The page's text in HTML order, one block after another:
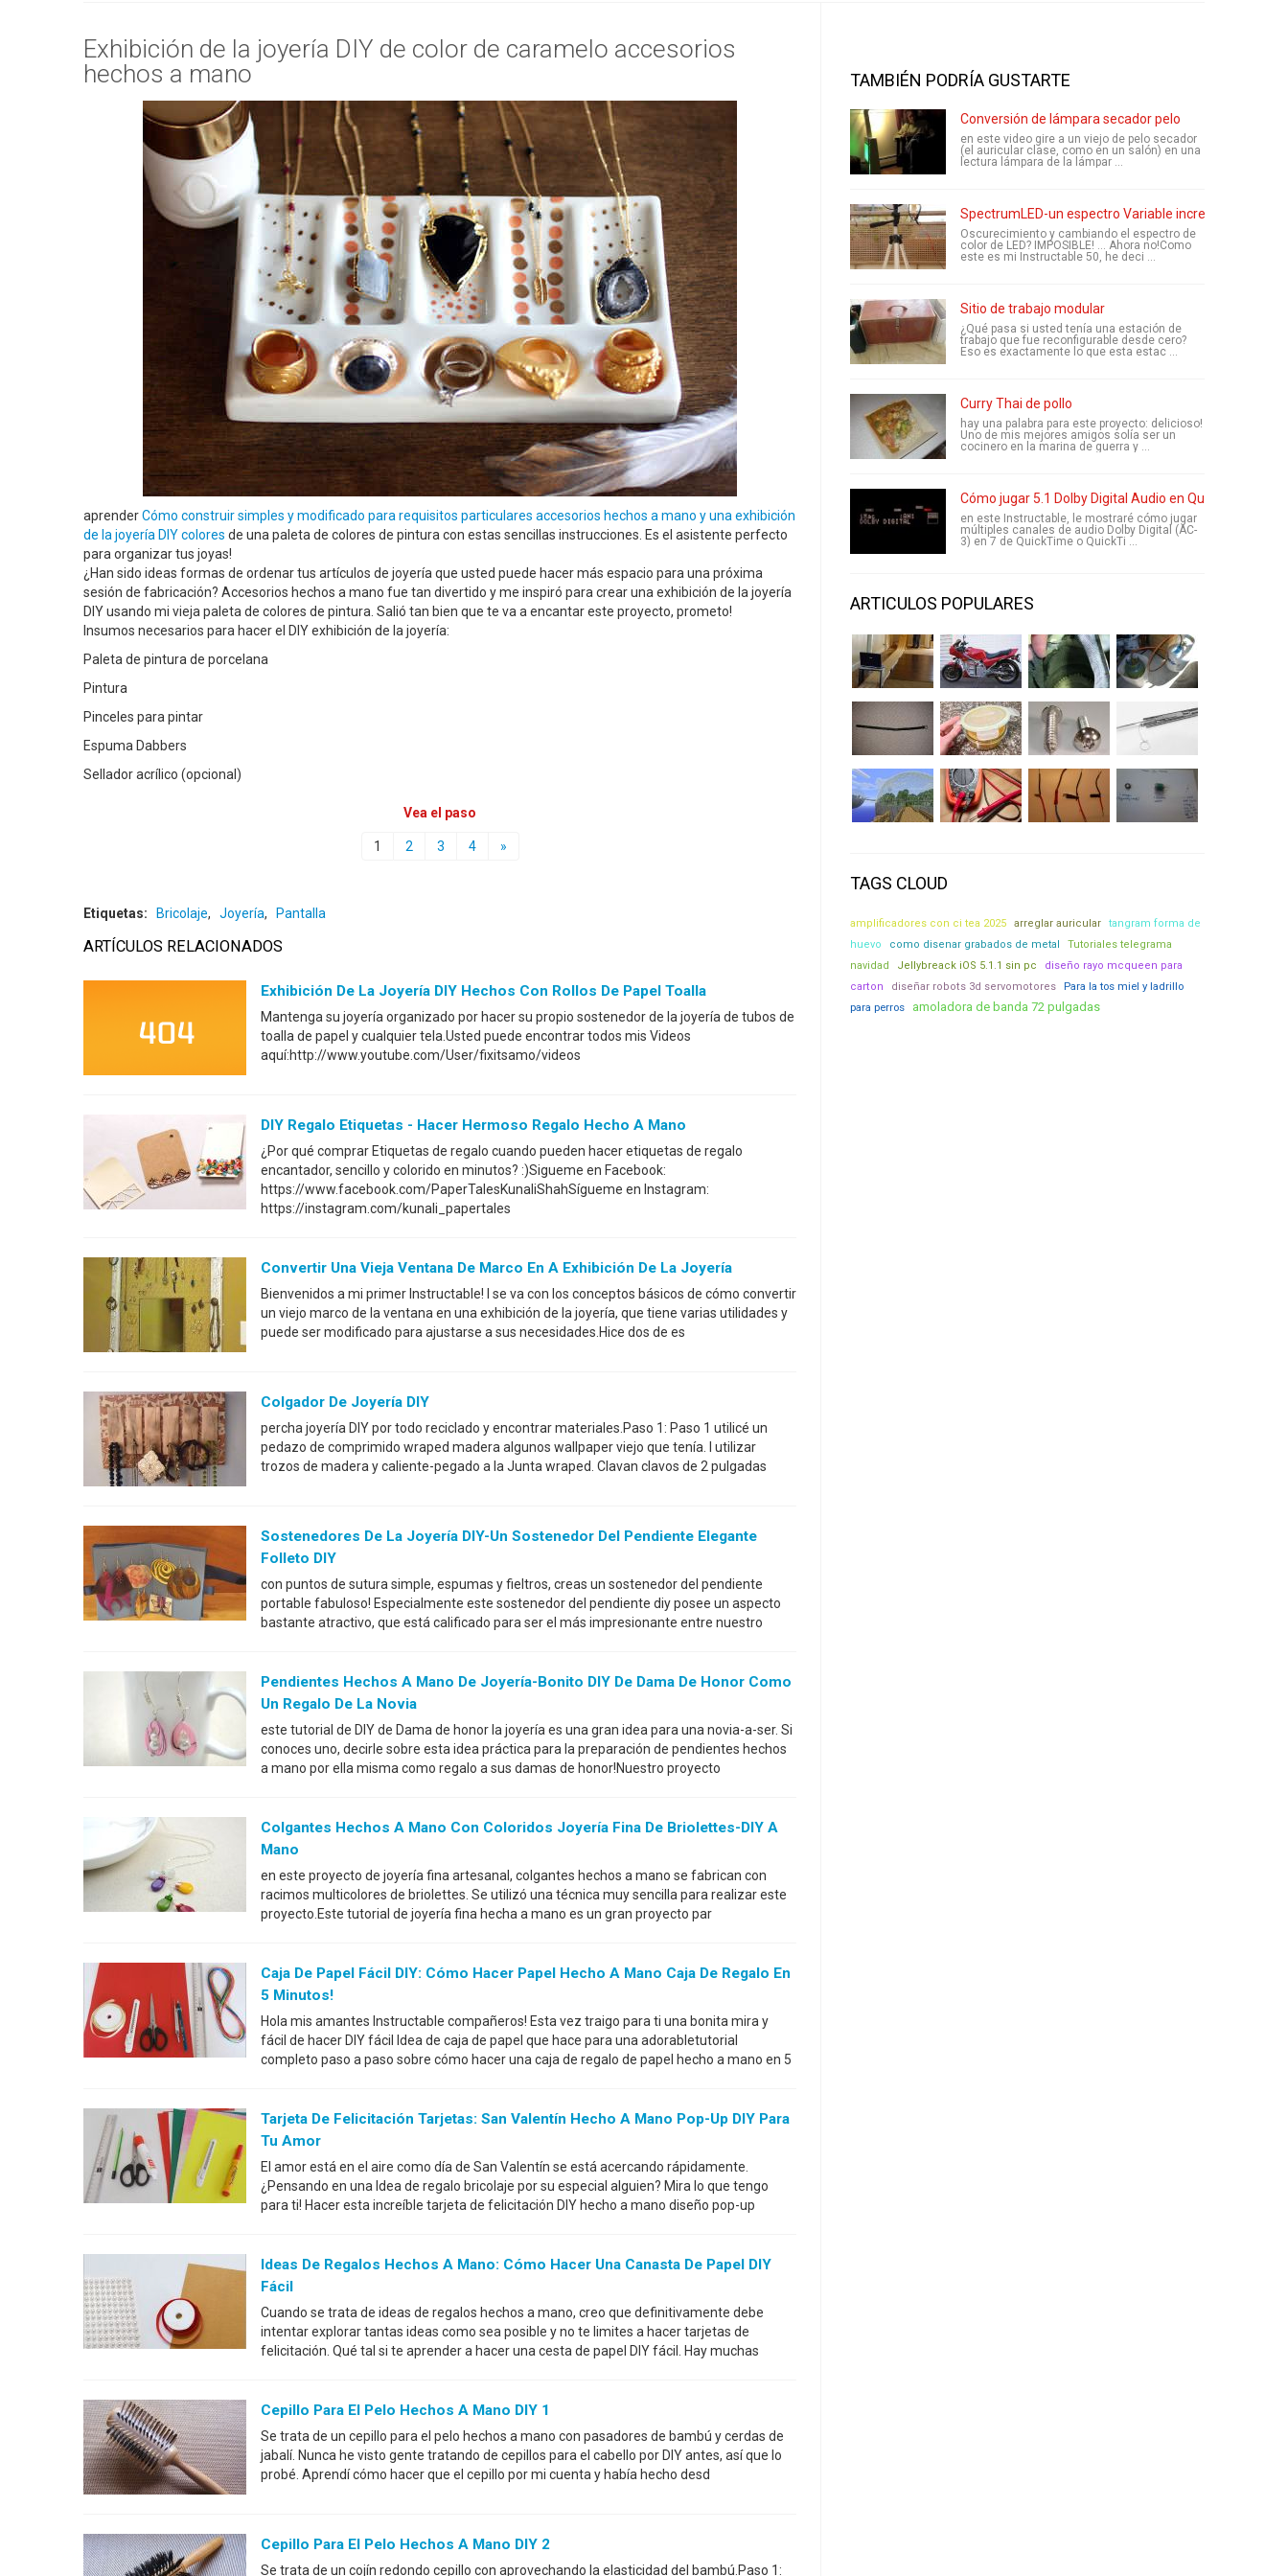
Exhibición de la joyería DIY de color de caramelo accesorios
hechos a mano
aprenderCómo construir simples y modificado para requisitos particulares accesorios hechos a mano y una exhibición
de la joyería DIY colores de una paleta de colores de pintura con estas sencillas instrucciones. Es el asistente perfecto
para organizar tus joyas!
¿Han sido ideas formas de ordenar tus artículos de joyería que usted puede hacer más espacio para una próxima
sesión de fabricación? Accesorios hechos a mano fue tan divertido y me inspiró para crear una exhibición de la joyería
DIY usando mi vieja paleta de colores de pintura. Salió tan bien que te va a encantar este proyecto, prometo!
Insumos necesarios para hacer el DIY exhibición de la joyería:
Paleta de pintura de porcelana
Pintura
Pinceles para pintar
Espuma Dabbers
Sellador acrílico (opcional)
Vea el paso
1 2 3 4 »
Etiquetas: Bricolaje, Joyería, Pantalla
ARTÍCULOS RELACIONADOS
Exhibición De La Joyería DIY Hechos Con Rollos De Papel Toalla
Mantenga su joyería organizado por hacer su propio sostenedor de la joyería de tubos de
toalla de papel y cualquier tela.Usted puede encontrar todos mis Videos
aquí:http://www.youtube.com/User/fixitsamo/videos
DIY Regalo Etiquetas - Hacer Hermoso Regalo Hecho A Mano
¿Por qué comprar Etiquetas de regalo cuando pueden hacer etiquetas de regalo
encantador, sencillo y colorido en minutos? :)Sigueme en Facebook:
https://www.facebook.com/PaperTalesKunaliShahSígueme en Instagram:
https://instagram.com/kunali_papertales
Convertir Una Vieja Ventana De Marco En A Exhibición De La Joyería
Bienvenidos a mi primer Instructable! I se va con los conceptos básicos de cómo convertir
un viejo marco de la ventana en una exhibición de la joyería, que tiene varias utilidades y
puede ser modificado para ajustarse a sus necesidades.Hice dos de es
Colgador De Joyería DIY
percha joyería DIY por todo reciclado y encontrar materiales.Paso 1: Paso 1 utilicé un
pedazo de comprimido wraped madera algunos wallpaper viejo que tenía. I utilizar
trozos de madera y caliente-pegado a la Junta wraped. Clavan clavos de 2 pulgadas
Sostenedores De La Joyería DIY-Un Sostenedor Del Pendiente Elegante
Folleto DIY
con puntos de sutura simple, espumas y fieltros, creas un sostenedor del pendiente
portable fabuloso! Especialmente este sostenedor del pendiente diy posee un aspecto
bastante atractivo, que está calificado para ser el más impresionante entre nuestro
Pendientes Hechos A Mano De Joyería-Bonito DIY De Dama De Honor Como
Un Regalo De La Novia
este tutorial de DIY de Dama de honor la joyería es una gran idea para una novia-a-ser. Si
conoces uno, decirle sobre esta idea práctica para la preparación de pendientes hechos
a mano por ella misma como regalo a sus damas de honor!Nuestro proyecto
Colgantes Hechos A Mano Con Coloridos Joyería Fina De Briolettes-DIY A
Mano
en este proyecto de joyería fina artesanal, colgantes hechos a mano se fabrican con
racimos multicolores de briolettes. Se utilizó una técnica muy sencilla para realizar este
proyecto.Este tutorial de joyería fina hecha a mano es un gran proyecto par
Caja De Papel Fácil DIY: Cómo Hacer Papel Hecho A Mano Caja De Regalo En
5 Minutos!
Hola mis amantes Instructable compañeros! Esta vez traigo para ti una bonita mira y
fácil de hacer DIY fácil Idea de caja de papel que hace para una adorabletutorial
completo paso a paso sobre cómo hacer una caja de regalo de papel hecho a mano en 5
Tarjeta De Felicitación Tarjetas: San Valentín Hecho A Mano Pop-Up DIY Para
Tu Amor
El amor está en el aire como día de San Valentín se está acercando rápidamente.
¿Pensando en una Idea de regalo bricolaje por su especial alguien? Mira lo que tengo
para ti! Hacer esta increíble tarjeta de felicitación DIY hecho a mano diseño pop-up
Ideas De Regalos Hechos A Mano: Cómo Hacer Una Canasta De Papel DIY
Fácil
Cuando se trata de ideas de regalos hechos a mano, creo que definitivamente debe
intentar explorar tantas ideas como sea posible y no te limites a hacer tarjetas de
felicitación. Qué tal si te aprender a hacer una cesta de papel DIY fácil. Hay muchas
Cepillo Para El Pelo Hechos A Mano DIY 1
Se trata de un cepillo para el pelo hechos a mano con pasadores de bambú y cerdas de
jabalí. Nunca he visto gente tratando de cepillos para el cabello por DIY antes, así que lo
probé. Aprendí cómo hacer que el cepillo por mi cuenta y había hecho desd
Cepillo Para El Pelo Hechos A Mano DIY 2
Se trata de un cojín redondo cepillo con aprovechando la elasticidad del bambú.Paso 1:
TAMBIÉN PODRÍA GUSTARTE
Conversión de lámpara secador pelo
en este video gire a un viejo de pelo secador
(el auricular clase, como en un salón) en una
lectura lámpara de la lámpar ...
SpectrumLED-un espectro Variable increíblemente
Oscurecimiento y cambiando el espectro de
color de LED? IMPOSIBLE! ... Ahora no!Como
este es mi Instructable 50, he deci ...
Sitio de trabajo modular
¿Qué pasa si usted tenía una estación de
trabajo que fue reconfigurable desde cero?
Eso es exactamente lo que esta estac ...
Curry Thai de pollo
hay una palabra para este proyecto: delicioso!
Uno de mis mejores amigos solía ser un
cocinero en la marina de guerra y ...
Cómo jugar 5.1 Dolby Digital Audio en QuickTime Mac
en este Instructable, le mostraré cómo jugar
múltiples canales de audio Dolby Digital (AC-
3) en 7 de QuickTime o QuickTi ...
ARTICULOS POPULARES
TAGS CLOUD
amplificadores con ci tea 2025 arreglar auricular
tangram forma de
huevo
como disenar grabados de metal
Tutoriales telegrama
navidad
Jellybreack iOS 5.1.1 sin pc
diseño rayo mcqueen para
carton
diseñar robots 3d servomotores
Para la tos miel y ladrillo
para perros
amoladora de banda 72 pulgadas